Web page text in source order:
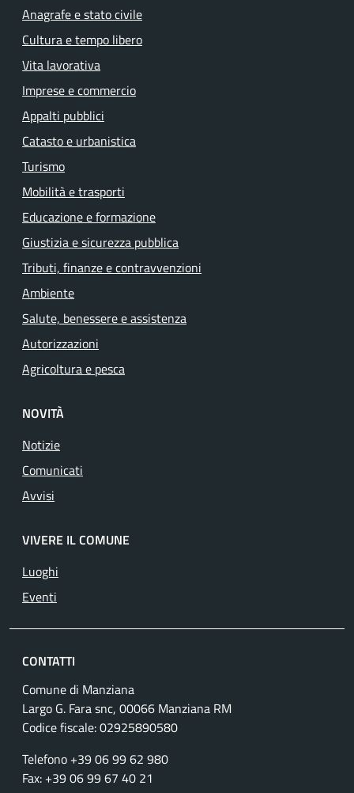
Anagrafe e stato civile
Cultura e tempo libero
Vita lavorativa
Imprese e commercio
Appalti pubblici
Catasto e urbanistica
Turismo
Mobilità e trasporti
Educazione e formazione
Giustizia e sicurezza pubblica
Tributi, finanze e contravvenzioni
Ambiente
Salute, benessere e assistenza
Autorizzazioni
Agricoltura e pesca
NOVITÀ
Notizie
Comunicati
Avvisi
VIVERE IL COMUNE
Luoghi
Eventi
CONTATTI
Comune di Manziana
Largo G. Fara snc, 00066 Manziana RM
Codice fiscale:02925890580
Telefono +39 06 99 62 980
Fax: +39 06 99 67 40 21